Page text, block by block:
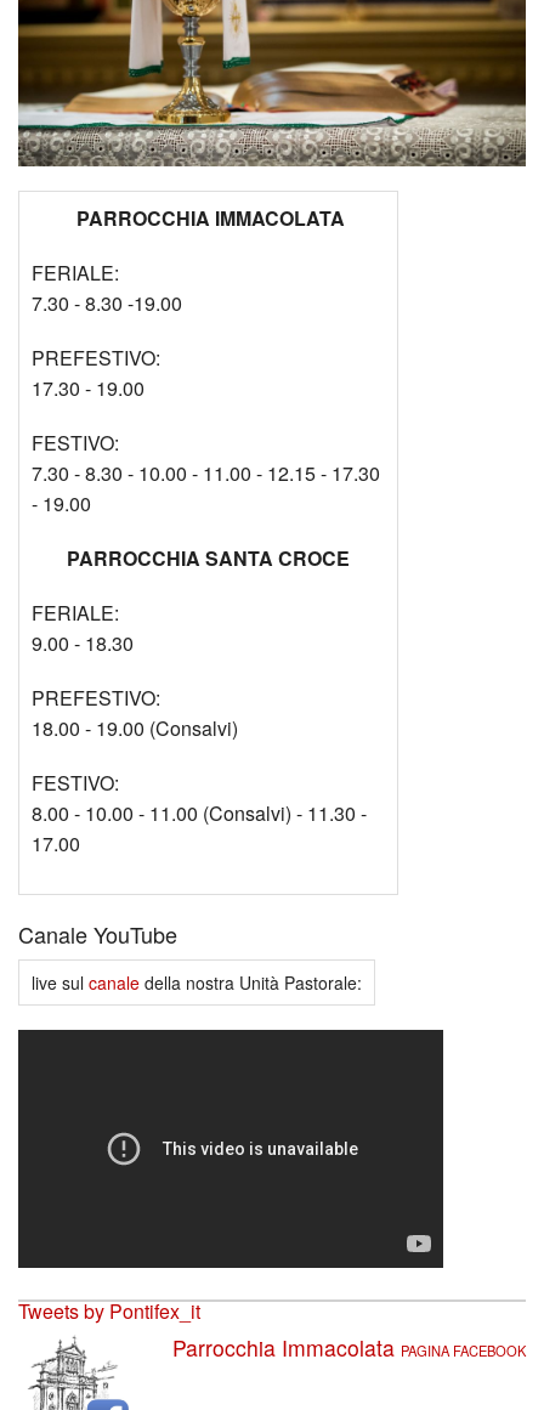
PARROCCHIA IMMACOLATA
FERIALE:
7.30 - 8.30 -19.00
PREFESTIVO:
17.30 - 19.00
FESTIVO:
7.30 - 8.30 - 10.00 - 11.00 - 12.15 - 17.30
- 19.00
PARROCCHIA SANTA CROCE
FERIALE:
9.00 - 18.30
PREFESTIVO:
18.00 - 19.00 (Consalvi)
FESTIVO:
8.00 - 10.00 - 11.00 (Consalvi) - 11.30 -
17.00
Canale YouTube
live sul canale della nostra Unità Pastorale:
Tweets by Pontifex_it
Parrocchia Immacolata PAGINA FACEBOOK